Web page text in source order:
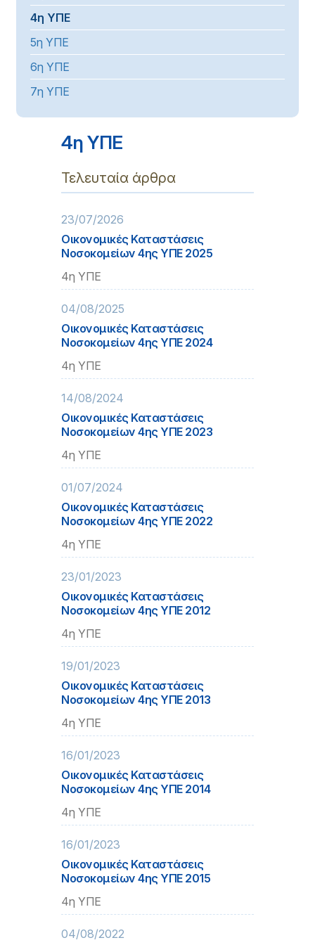
4η ΥΠΕ
5η ΥΠΕ
6η ΥΠΕ
7η ΥΠΕ
4η ΥΠΕ
Τελευταία άρθρα
23/07/2026
Οικονομικές Καταστάσεις
Νοσοκομείων 4ης ΥΠΕ 2025
4η ΥΠΕ
04/08/2025
Οικονομικές Καταστάσεις
Νοσοκομείων 4ης ΥΠΕ 2024
4η ΥΠΕ
14/08/2024
Οικονομικές Καταστάσεις
Νοσοκομείων 4ης ΥΠΕ 2023
4η ΥΠΕ
01/07/2024
Οικονομικές Καταστάσεις
Νοσοκομείων 4ης ΥΠΕ 2022
4η ΥΠΕ
23/01/2023
Οικονομικές Καταστάσεις
Νοσοκομείων 4ης ΥΠΕ 2012
4η ΥΠΕ
19/01/2023
Οικονομικές Καταστάσεις
Νοσοκομείων 4ης ΥΠΕ 2013
4η ΥΠΕ
16/01/2023
Οικονομικές Καταστάσεις
Νοσοκομείων 4ης ΥΠΕ 2014
4η ΥΠΕ
16/01/2023
Οικονομικές Καταστάσεις
Νοσοκομείων 4ης ΥΠΕ 2015
4η ΥΠΕ
04/08/2022